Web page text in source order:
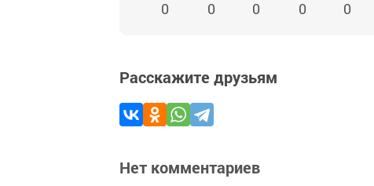
0 0 0 0 0
Расскажите друзьям
Нет комментариев